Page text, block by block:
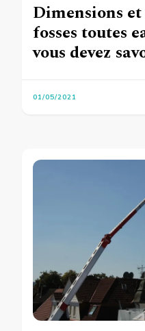
Dimensions et
fosses toutes
vous devez
01/05/2021